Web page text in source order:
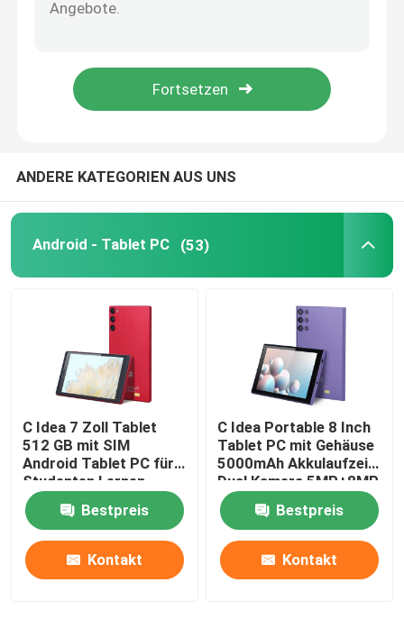
Über uns
Kontakt
Nachrichten
Referenzen
Android - Tablet PC
Smart Tablet PC
Tablets mit Touchscreen
ANDERE KATEGORIEN AUS UNS
Android - Tablet PC (53)
C Idea 7 Zoll Tablet
512 GB mit SIM
Android Tablet PC für
Studenten Lernen
CM525 Rot
Bestpreis
Kontakt
C Idea Portable 8 Inch
Tablet PC mit Gehäuse
5000mAh Akkulaufzeit
Dual Kamera 5MP+8MP
Sim Card Slot Lila
Bestpreis
Kontakt